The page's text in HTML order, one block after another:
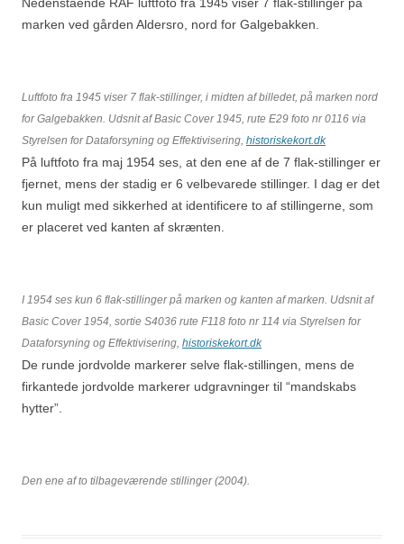
marken ved gården Aldersro, nord for Galgebakken.
Luftfoto fra 1945 viser 7 flak-stillinger, i midten af billedet, på marken nord
for Galgebakken. Udsnit af Basic Cover 1945, rute E29 foto nr 0116 via
Styrelsen for Dataforsyning og Effektivisering, historiskekort.dk
På luftfoto fra maj 1954 ses, at den ene af de 7 flak-stillinger er
fjernet, mens der stadig er 6 velbevarede stillinger. I dag er det
kun muligt med sikkerhed at identificere to af stillingerne, som
er placeret ved kanten af skrænten.
I 1954 ses kun 6 flak-stillinger på marken og kanten af marken. Udsnit af
Basic Cover 1954, sortie S4036 rute F118 foto nr 114 via Styrelsen for
Dataforsyning og Effektivisering, historiskekort.dk
De runde jordvolde markerer selve flak-stillingen, mens de
firkantede jordvolde markerer udgravninger til “mandskabs
hytter”.
Den ene af to tilbageværende stillinger (2004).